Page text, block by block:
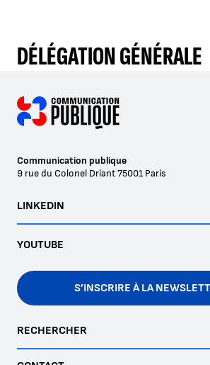
DÉLÉGATION GÉNÉRALE
Communication publique
9 rue du Colonel Driant75001 Paris
S’INSCRIRE À LA
LINKEDIN
YOUTUBE
RECHERCHER